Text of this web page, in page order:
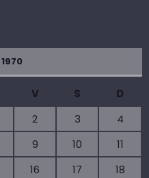
1970
V S
D
2 3
4
9 10
11
16 17
18